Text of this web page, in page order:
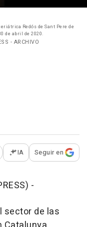
Redós de Sant Pere de
de abril de 2020.
- ARCHIVO
opciones para
IA Seguir en
-
sector de las